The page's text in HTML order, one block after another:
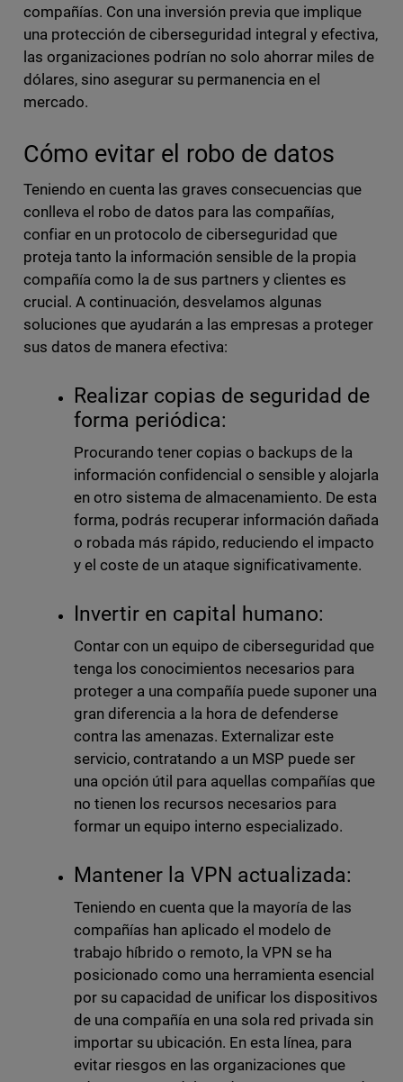
compañías. Con una inversión previa que implique
una protección de ciberseguridad integral y efectiva,
las organizaciones podrían no solo ahorrar miles de
dólares, sino asegurar su permanencia en el
mercado.
Cómo evitar el robo de datos
Teniendo en cuenta las graves consecuencias que
conlleva el robo de datos para las compañías,
confiar en un protocolo de ciberseguridad que
proteja tanto la información sensible de la propia
compañía como la de sus partners y clientes es
crucial. A continuación, desvelamos algunas
soluciones que ayudarán a las empresas a proteger
sus datos de manera efectiva:
Realizar copias de seguridad de
forma periódica:
Procurando tener copias o backups de la
información confidencial o sensible y alojarla
en otro sistema de almacenamiento. De esta
forma, podrás recuperar información dañada
o robada más rápido, reduciendo el impacto
y el coste de un ataque significativamente.
Invertir en capital humano:
Contar con un equipo de ciberseguridad que
tenga los conocimientos necesarios para
proteger a una compañía puede suponer una
gran diferencia a la hora de defenderse
contra las amenazas. Externalizar este
servicio, contratando a un MSP puede ser
una opción útil para aquellas compañías que
no tienen los recursos necesarios para
formar un equipo interno especializado.
Mantener la VPN actualizada:
Teniendo en cuenta que la mayoría de las
compañías han aplicado el modelo de
trabajo híbrido o remoto, la VPN se ha
posicionado como una herramienta esencial
por su capacidad de unificar los dispositivos
de una compañía en una sola red privada sin
importar su ubicación. En esta línea, para
evitar riesgos en las organizaciones que